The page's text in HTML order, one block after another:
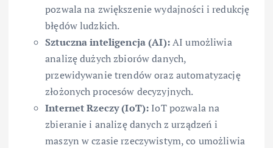
pozwala na zwiększenie wydajności i redukcję
błędów ludzkich.
Sztuczna inteligencja (AI):AI umożliwia
analizę dużych zbiorów danych,
przewidywanie trendów oraz automatyzację
złożonych procesów decyzyjnych.
Internet Rzeczy (IoT): IoT pozwala na
zbieranie i analizę danych z urządzeń i
maszyn w czasie rzeczywistym, co umożliwia